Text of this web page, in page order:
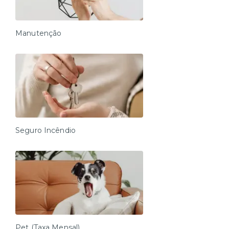
O check-in é 100% autônomo e obrigatório para liberar
o acesso à unidade e deve ser feito pelo nosso
aplicativo (Android e iOS) ou via web check-in. O link
será enviado assim que a reserva for confirmada.
Horários:
Check-in: a partir das 15h
Check-out: até às 11h (sem exceções)
Entrada antecipada / saída estendida:
Disponível somente mediante contratação e
confirmação prévia com nossa equipe.
Serviços
Imóvel residencial: não inclui café da manhã, limpeza
ou arrumação diária.
Serviços extras podem ser contratados à parte.
Outras informações
Manutenção
Seguro Incêndio